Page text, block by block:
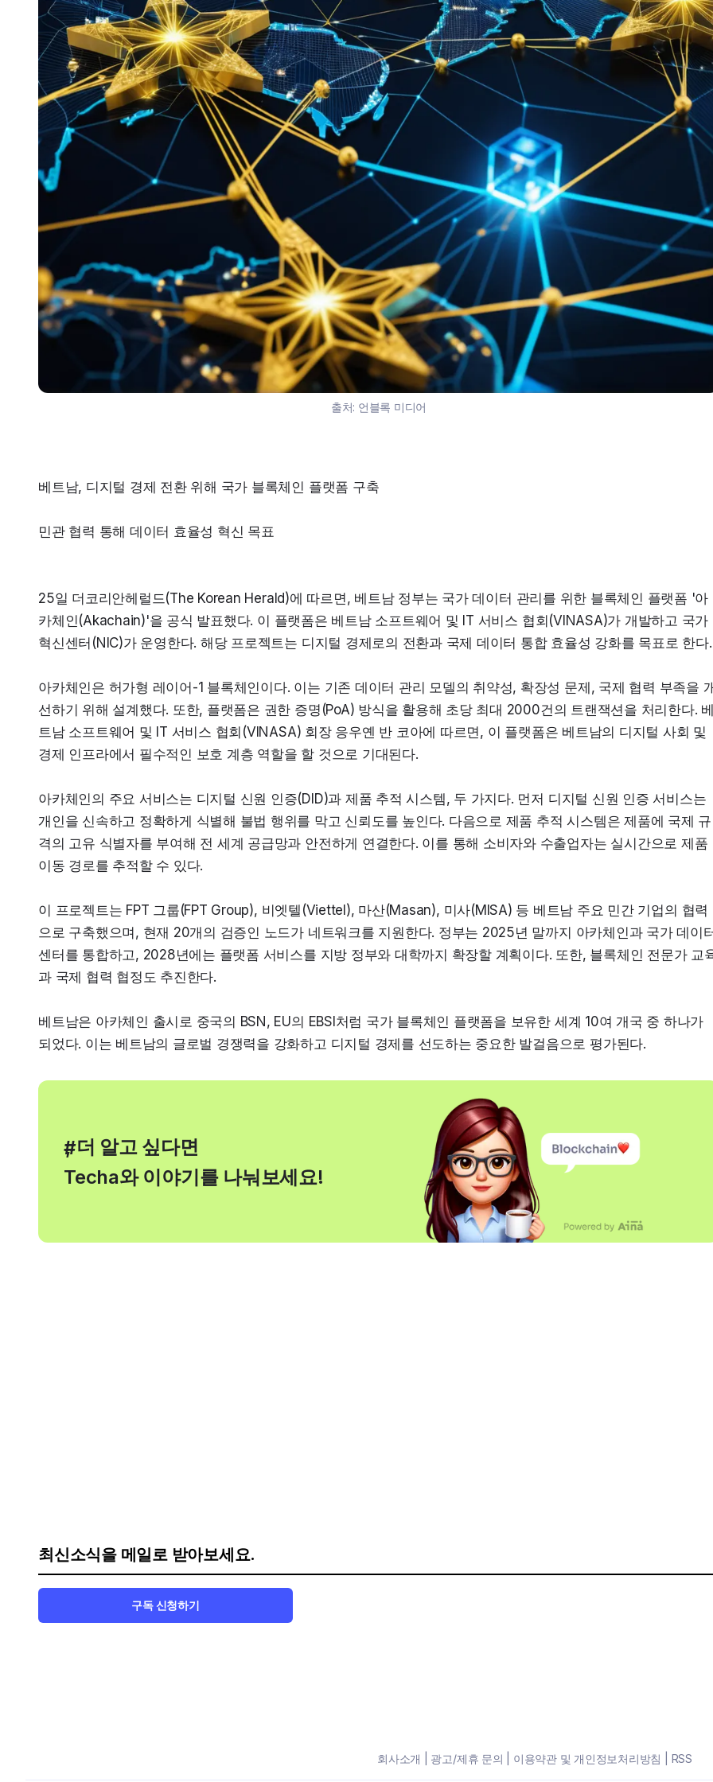
출처: 언블록 미디어
베트남, 디지털 경제 전환 위해 국가 블록체인 플랫폼 구축
민관 협력 통해 데이터 효율성 혁신 목표
25일 더코리안헤럴드(The Korean Herald)에 따르면, 베트남 정부는 국가 데이터 관리를 위한 블록체인 플랫폼 '아
카체인(Akachain)'을 공식 발표했다. 이 플랫폼은 베트남 소프트웨어 및 IT 서비스 협회(VINASA)가 개발하고 국가
혁신센터(NIC)가 운영한다. 해당 프로젝트는 디지털 경제로의 전환과 국제 데이터 통합 효율성 강화를 목표로 한다.
아카체인은 허가형 레이어-1 블록체인이다. 이는 기존 데이터 관리 모델의 취약성, 확장성 문제, 국제 협력 부족을
선하기 위해 설계했다. 또한, 플랫폼은 권한 증명(PoA) 방식을 활용해 초당 최대 2000건의 트랜잭션을 처리한다.
트남 소프트웨어 및 IT 서비스 협회(VINASA) 회장 응우옌 반 코아에 따르면, 이 플랫폼은 베트남의 디지털 사회 및
경제 인프라에서 필수적인 보호 계층 역할을 할 것으로 기대된다.
아카체인의 주요 서비스는 디지털 신원 인증(DID)과 제품 추적 시스템, 두 가지다. 먼저 디지털 신원 인증 서비스는
개인을 신속하고 정확하게 식별해 불법 행위를 막고 신뢰도를 높인다. 다음으로 제품 추적 시스템은 제품에 국제 규
격의 고유 식별자를 부여해 전 세계 공급망과 안전하게 연결한다. 이를 통해 소비자와 수출업자는 실시간으로 제품
이동 경로를 추적할 수 있다.
이 프로젝트는 FPT 그룹(FPT Group), 비엣텔(Viettel), 마산(Masan), 미사(MISA) 등 베트남 주요 민간 기업의 협력
으로 구축했으며, 현재 20개의 검증인 노드가 네트워크를 지원한다. 정부는 2025년 말까지 아카체인과 국가 데이
센터를 통합하고, 2028년에는 플랫폼 서비스를 지방 정부와 대학까지 확장할 계획이다. 또한, 블록체인 전문가 교
과 국제 협력 협정도 추진한다.
베트남은 아카체인 출시로 중국의 BSN, EU의 EBSI처럼 국가 블록체인 플랫폼을 보유한 세계 10여 개국 중 하나가
되었다. 이는 베트남의 글로벌 경쟁력을 강화하고 디지털 경제를 선도하는 중요한 발걸음으로 평가된다.
#
, 더 알고 싶다면
Techa와 이야기를 나눠보세요!
최신소식을 메일로 받아보세요.
구독 신청하기
회사소개 광고/제휴 문의 이용약관 및 개인정보처리방침 RSS